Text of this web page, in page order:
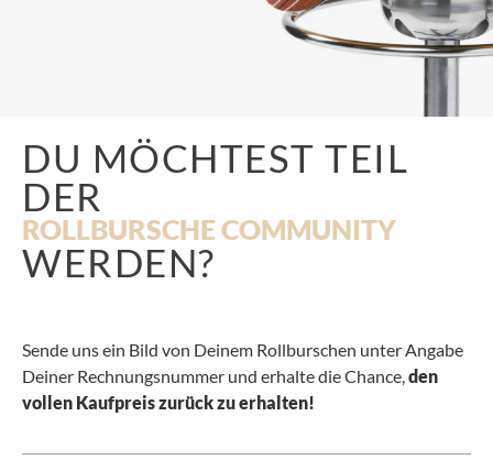
DU MÖCHTEST TEIL
DER
ROLLBURSCHE COMMUNITY
WERDEN?
Sende uns ein Bild von Deinem Rollburschen unter Angabe
Deiner Rechnungsnummer und erhalte die Chance, den
vollen Kaufpreis zurück zu erhalten!